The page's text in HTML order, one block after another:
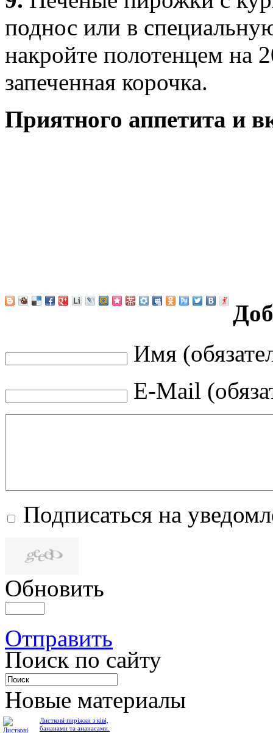
поднос или в
накройте полотенцем на
запеченная корочка.
Приятного аппетита и
Имя
E-Mail
Подписаться на
Обновить
Отправить
Поиск по сайту
Новые материалы
Листкові пиріжки з ківі,
бананами та ананасами.